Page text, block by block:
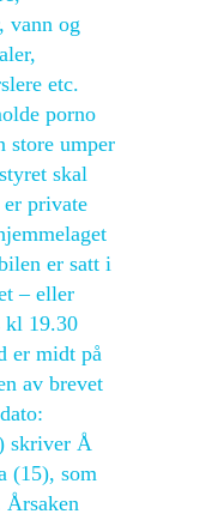
vann og
etc.
porno
store umper
skal
private
er satt i
– eller
kl 19.30
er midt på
av brevet
skriver Å
(15), som
Årsaken